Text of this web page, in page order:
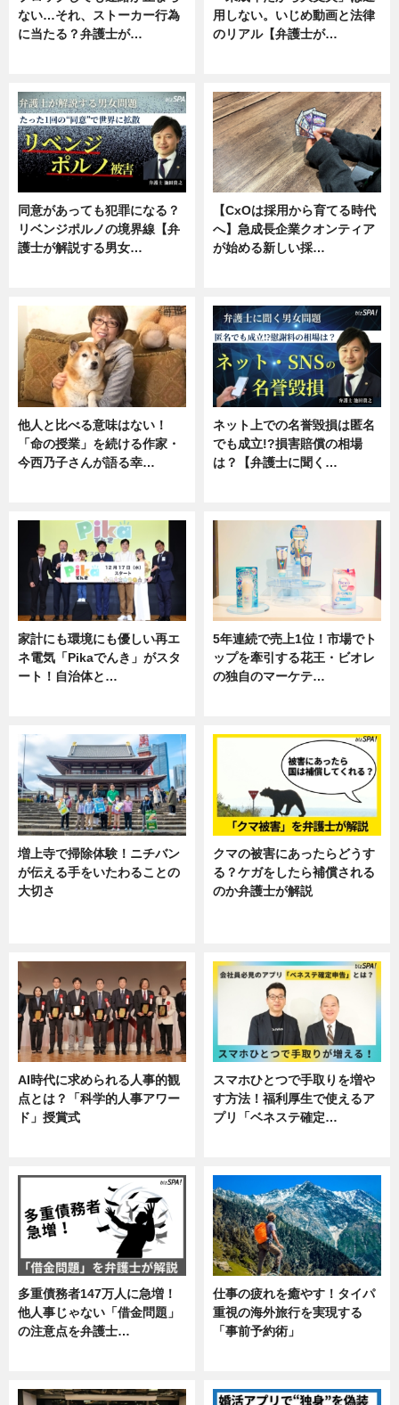
ない…それ、ストーカー行為
に当たる？弁護士が…
用しない。いじめ動画と法律
のリアル【弁護士が…
同意があっても犯罪になる？
リベンジポルノの境界線【弁
護士が解説する男女…
【CxOは採用から育てる時代
へ】急成長企業クオンティア
が始める新しい採…
他人と比べる意味はない！
「命の授業」を続ける作家・
今西乃子さんが語る幸…
ネット上での名誉毀損は匿名
でも成立!?損害賠償の相場
は？【弁護士に聞く…
家計にも環境にも優しい再エ
ネ電気「Pikaでんき」がスタ
ート！自治体と…
5年連続で売上1位！市場でト
ップを牽引する花王・ビオレ
の独自のマーケテ…
増上寺で掃除体験！ニチバン
が伝える手をいたわることの
大切さ
クマの被害にあったらどうす
る？ケガをしたら補償される
のか弁護士が解説
AI時代に求められる人事的観
点とは？「科学的人事アワー
ド」授賞式
スマホひとつで手取りを増や
す方法！福利厚生で使えるア
プリ「ベネステ確定…
多重債務者147万人に急増！
他人事じゃない「借金問題」
の注意点を弁護士…
仕事の疲れを癒やす！タイパ
重視の海外旅行を実現する
「事前予約術」